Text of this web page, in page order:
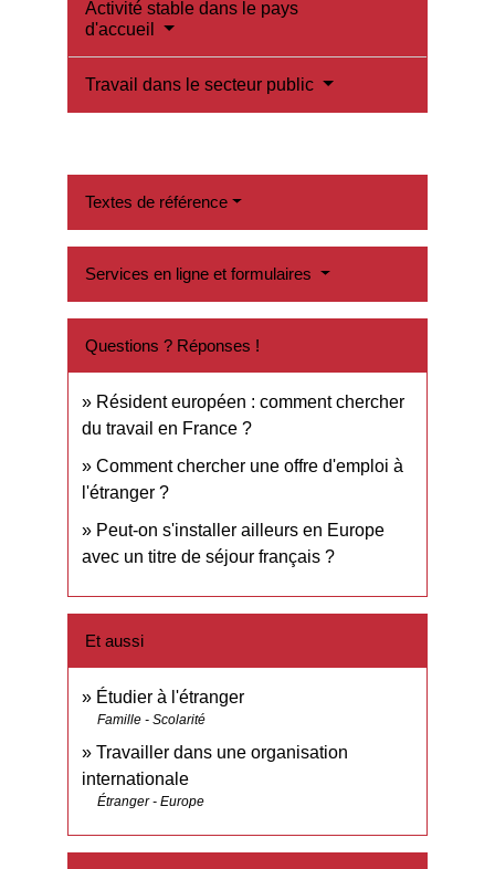
Activité stable dans le pays
d'accueil
Travail dans le secteur public
Textes de référence
Services en ligne et formulaires
Questions ? Réponses !
Résident européen : comment chercher
du travail en France ?
Comment chercher une offre d'emploi à
l'étranger ?
Peut-on s'installer ailleurs en Europe
avec un titre de séjour français ?
Et aussi
Étudier à l'étranger
Famille - Scolarité
Travailler dans une organisation
internationale
Étranger - Europe